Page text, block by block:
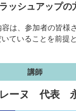
ッシュアップの
容は、参加者の皆様
ていることを前提
講師
レーヌ 代表